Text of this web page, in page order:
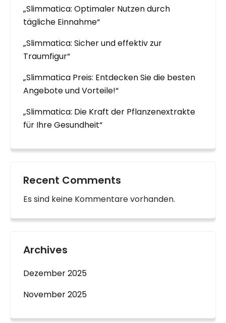
„Slimmatica: Optimaler Nutzen durch
tägliche Einnahme“
„Slimmatica: Sicher und effektiv zur
Traumfigur“
„Slimmatica Preis: Entdecken Sie die besten
Angebote und Vorteile!“
„Slimmatica: Die Kraft der Pflanzenextrakte
für Ihre Gesundheit“
Recent Comments
Es sind keine Kommentare vorhanden.
Archives
Dezember 2025
November 2025